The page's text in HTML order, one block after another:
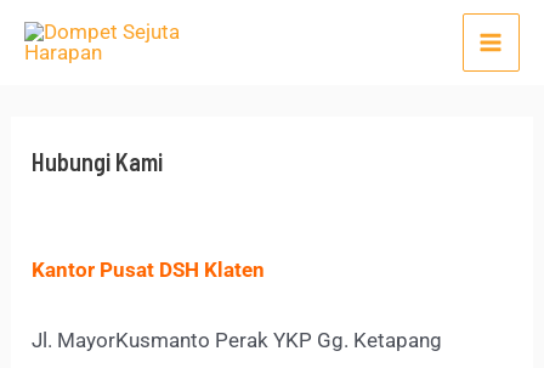
Lewati
Hubungi Kami
Kantor Pusat DSH Klaten
Jl. MayorKusmanto Perak YKP Gg. Ketapang